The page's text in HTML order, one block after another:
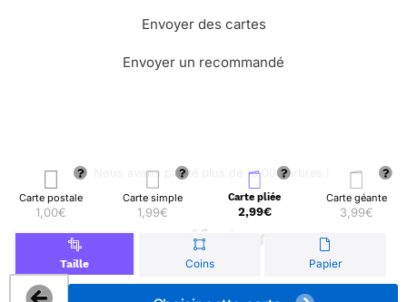
Carte postale
1,00€
Carte simple
1,99€
Carte pliée
2,99€
Carte géante
3,99€
Taille Coins Papier
Envoyer des cartes
Envoyer un recommandé
🌳 Nous avons planté plus de 13.000 arbres !
© Merci Facteur